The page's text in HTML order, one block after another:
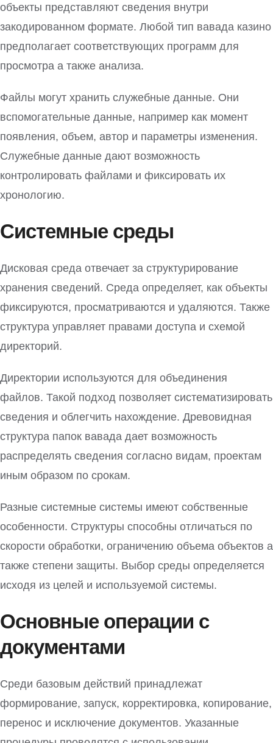
объекты представляют сведения внутри
закодированном формате. Любой тип вавада казино
предполагает соответствующих программ для
просмотра а также анализа.
Файлы могут хранить служебные данные. Они
вспомогательные данные, например как момент
появления, объем, автор и параметры изменения.
Служебные данные дают возможность
контролировать файлами и фиксировать их
хронологию.
Системные среды
Дисковая среда отвечает за структурирование
хранения сведений. Среда определяет, как объекты
фиксируются, просматриваются и удаляются. Также
структура управляет правами доступа и схемой
директорий.
Директории используются для объединения
файлов. Такой подход позволяет систематизировать
сведения и облегчить нахождение. Древовидная
структура папок вавада дает возможность
распределять сведения согласно видам, проектам
иным образом по срокам.
Разные системные системы имеют собственные
особенности. Структуры способны отличаться по
скорости обработки, ограничению объема объектов а
также степени защиты. Выбор среды определяется
исходя из целей и используемой системы.
Основные операции с
документами
Среди базовым действий принадлежат
формирование, запуск, корректировка, копирование,
перенос и исключение документов. Указанные